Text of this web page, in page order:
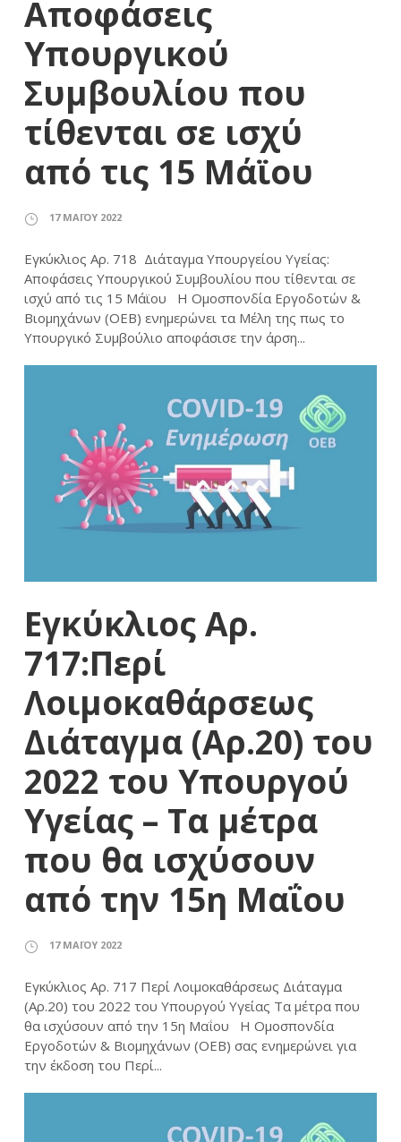
Αποφάσεις
Υπουργικού
Συμβουλίου που
τίθενται σε ισχύ
από τις 15 Μάϊου
17 ΜΑΪ́ΟΥ 2022
Εγκύκλιος Αρ. 718 Διάταγμα Υπουργείου Υγείας:
Αποφάσεις Υπουργικού Συμβουλίου που τίθενται σε
ισχύ από τις 15 Μάϊου Η Ομοσπονδία Εργοδοτών &
Βιομηχάνων (ΟΕΒ) ενημερώνει τα Μέλη της πως το
Υπουργικό Συμβούλιο αποφάσισε την άρση...
Εγκύκλιος Αρ.
717:Περί
Λοιμοκαθάρσεως
Διάταγμα (Αρ.20) του
2022 του Υπουργού
Υγείας – Τα μέτρα
που θα ισχύσουν
από την 15η Μαΐου
17 ΜΑΪ́ΟΥ 2022
Εγκύκλιος Αρ. 717 Περί Λοιμοκαθάρσεως Διάταγμα
(Αρ.20) του 2022 του Υπουργού Υγείας Τα μέτρα που
θα ισχύσουν από την 15η Μαΐου Η Ομοσπονδία
Εργοδοτών & Βιομηχάνων (ΟΕΒ) σας ενημερώνει για
την έκδοση του Περί...